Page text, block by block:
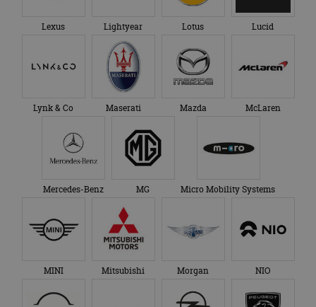
Lexus Lightyear Lotus Lucid
Lynk & Co Maserati Mazda McLaren
Mercedes-Benz MG Micro Mobility Systems
MINI Mitsubishi Morgan NIO